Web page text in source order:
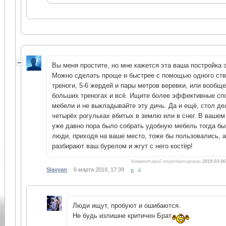
Вы меня простите, но мне кажется эта ваша постройка
Можно сделать проще и быстрее с помощью одного
треноги, 5-6 жердей и пары метров веревки, или
больших треногах и всё. Ищите более эффективные
мебели и не выкладывайте эту дичь. Да и ещё, стол
четырёх рогульках вбитых в землю или в снег. В
уже давно пора было собрать удобную мебель тогда
люди, приходя на ваше место, тоже бы пользовались, а
разбирают ваш бурелом и жгут с него костёр!
Комментарий отредактирован2019-03-
Slavyan 6 марта 2019, 17:39 0
Люди ищут, пробуют и ошибаются.
Не будь излишне критичен Брат